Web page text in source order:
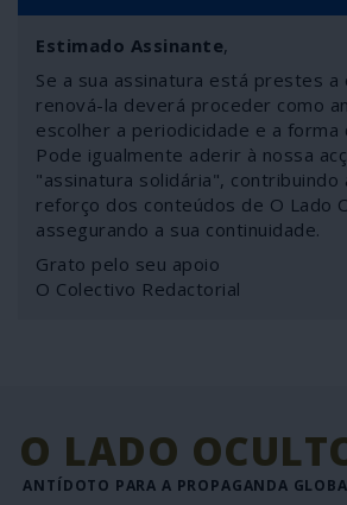
Estimado Assinante,
Se a sua assinatura está prestes
renová-la deverá proceder como
escolher a periodicidade e a forma
Pode igualmente aderir à nossa
"assinatura solidária", contribuindo
reforço dos conteúdos de O Lado
assegurando a sua continuidade.
Grato pelo seu apoio
O Colectivo Redactorial
O LADO
ANTÍDOTO PARA A PROPAGANDA